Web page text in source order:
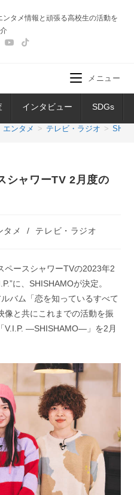
タメ情報と頑張る高校生の活動を
インタビュー SDGs
メニュー
エンタメ > テレビ・ラジオ >
シャワーTV 2月度の
タメ / テレビ・ラジオ
ペースシャワーTVの2023年2
に、SHISHAMOが決定。
バム「恋を知っているすべて
像と共にこれまでの活動を振
V.I.P. ―SHISHAMO―」を2月